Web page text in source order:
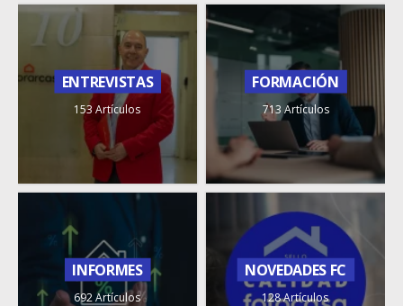
ENTREVISTAS
153 Artículos
FORMACIÓN
713 Artículos
INFORMES
692 Artículos
NOVEDADES FC
128 Artículos